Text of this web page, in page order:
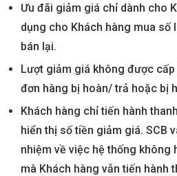
Ưu đãi giảm giá chỉ dành cho
dụng cho Khách hàng mua số
bán lại.
Lượt giảm giá không được
đơn hàng bị hoàn/ trả hoặc bị
Khách hàng chỉ tiến hành
hiển thị số tiền giảm giá. SCB
nhiệm về việc hệ thống không
mà Khách hàng vẫn tiến hành